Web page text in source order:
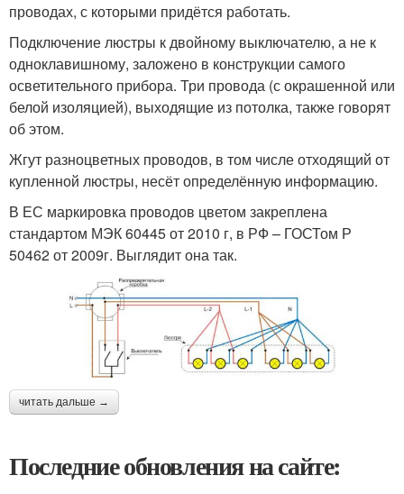
проводах, с которыми придётся работать.
Подключение люстры к двойному выключателю, а не к
одноклавишному, заложено в конструкции самого
осветительного прибора. Три провода (с окрашенной или
белой изоляцией), выходящие из потолка, также говорят
об этом.
Жгут разноцветных проводов, в том числе отходящий от
купленной люстры, несёт определённую информацию.
В ЕС маркировка проводов цветом закреплена
стандартом МЭК 60445 от 2010 г, в РФ – ГОСТом Р
50462 от 2009г. Выглядит она так.
читать дальше →
Последние обновления на сайте: